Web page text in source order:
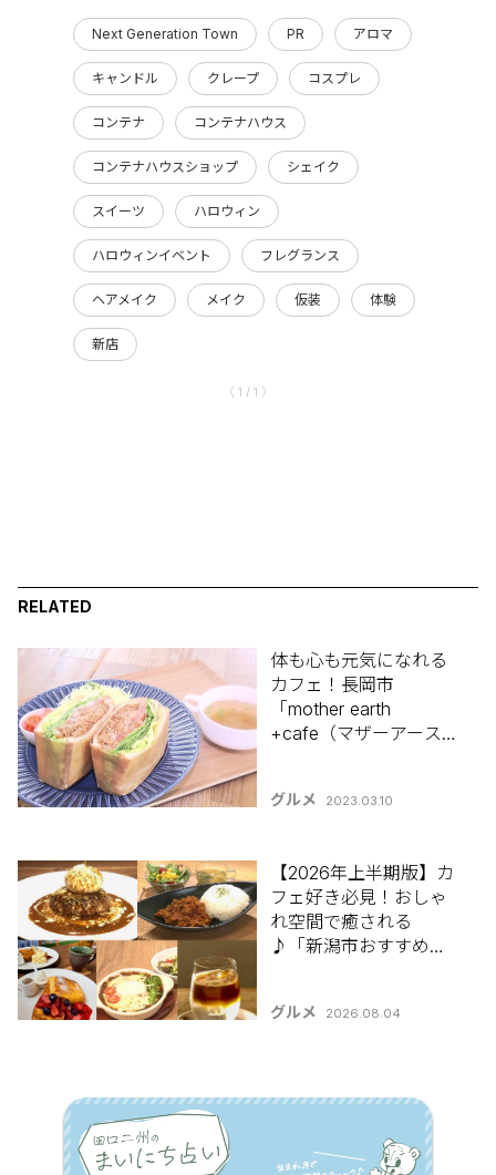
Next Generation Town PR アロマ
キャンドル クレープ コスプレ
コンテナ コンテナハウス
コンテナハウスショップ シェイク
スイーツ ハロウィン
ハロウィンイベント フレグランス
ヘアメイク メイク 仮装 体験
新店
〈 1 / 1 〉
RELATED
体も心も元気になれる
カフェ！長岡市
「mother earth
+cafe（マザーアースプ
グルメ 2023.03.10
【2026年上半期版】カ
フェ好き必見！おしゃ
れ空間で癒される
♪「新潟市おすすめカ
グルメ 2026.08.04